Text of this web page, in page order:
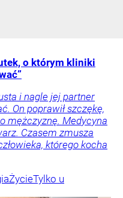
o którym kliniki
i nagle jej partner
On poprawił szczękę,
mężczyznę. Medycyna
Czasem zmusza
którego kocha
ŻycieTylko u